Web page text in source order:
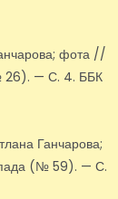
фота //
26). — С. 4. ББК
Ганчарова;
(№ 59). — С.